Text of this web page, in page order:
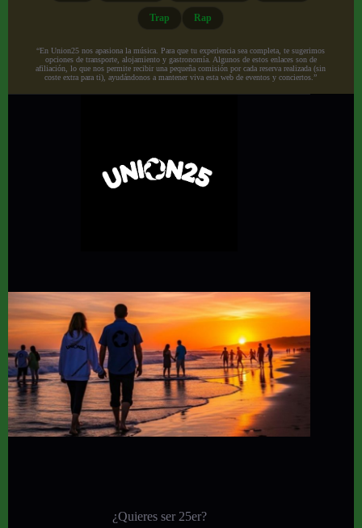
Trap Rap
“En Union25 nos apasiona la música. Para que tu experiencia sea completa, te sugerimos
opciones de transporte, alojamiento y gastronomía. Algunos de estos enlaces son de
afiliación, lo que nos permite recibir una pequeña comisión por cada reserva realizada (sin
coste extra para ti), ayudándonos a mantener viva esta web de eventos y conciertos.”
¿Quieres ser 25er?